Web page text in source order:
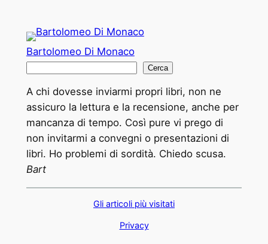
Bartolomeo Di Monaco
c
Cerca
A chi dovesse inviarmi propri libri, non ne
assicuro la lettura e la recensione, anche per
mancanza di tempo. Così pure vi prego di
non invitarmi a convegni o presentazioni di
libri. Ho problemi di sordità. Chiedo scusa.
Bart
Gli articoli più visitati
Privacy